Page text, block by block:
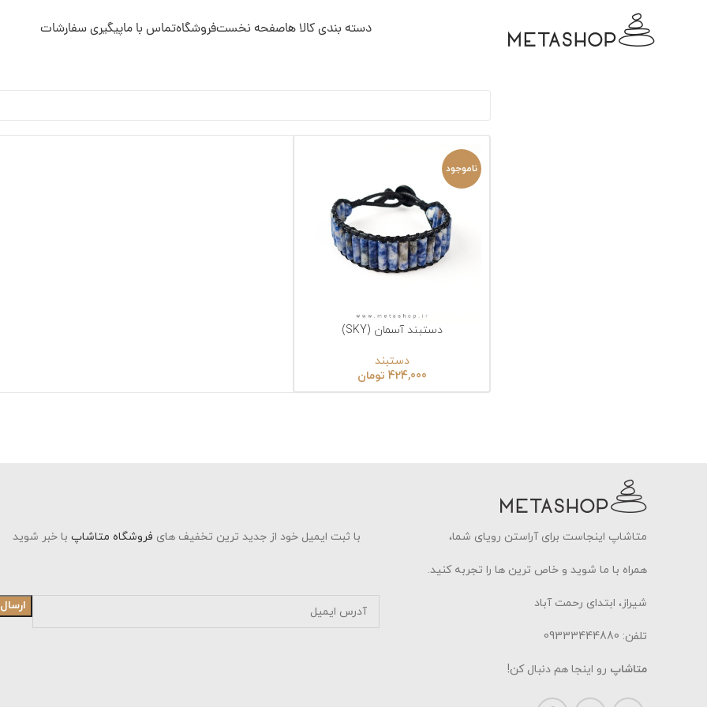
دسته بندی کالا هاصفحه نخستفروشگاهتماس با ماپیگیری سفارشات
ناموجود
انتخاب گزینه‌هادستبند آسمان (SKY)
دستبند
424,000 تومان
متاشاپ اینجاست برای آراستن رویای شما،
همراه با ما شوید و خاص ترین ها را تجربه کنید.
شیراز، ابتدای رحمت آباد
تلفن: 09333444880
متاشاپ رو اینجا هم دنبال کن!
با ثبت ایمیل خود از جدید ترین تخفیف های فروشگاه متاشاپبا خبر شوید